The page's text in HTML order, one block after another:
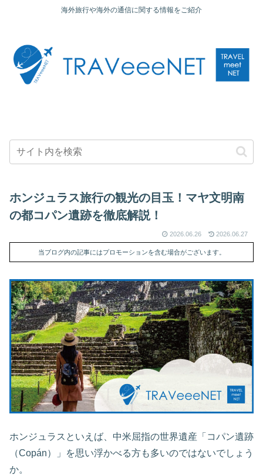
海外旅行や海外の通信に関する情報をご紹介
ホンジュラス旅行の観光の目玉！マヤ文明南
の都コパン遺跡を徹底解説！
2026.06.26 2026.06.27
当ブログ内の記事にはプロモーションを含む場合がございます。
ホンジュラスといえば、中米屈指の世界遺産「コパン遺跡
（Copán）」を思い浮かべる方も多いのではないでしょう
か。